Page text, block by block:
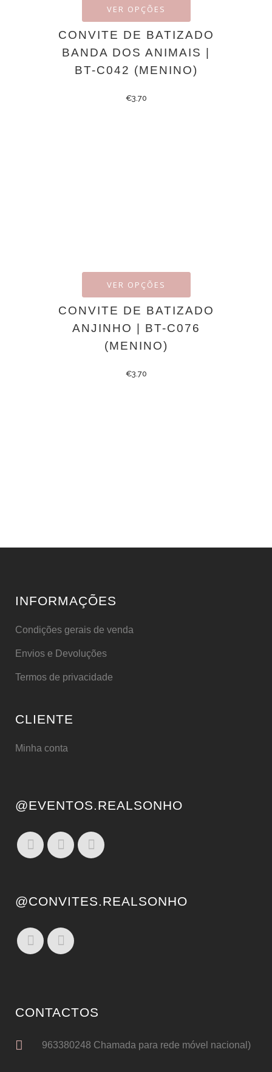
VER OPÇÕES
CONVITE DE BATIZADO
BANDA DOS ANIMAIS |
BT-C042 (MENINO)
€3.70
VER OPÇÕES
CONVITE DE BATIZADO
ANJINHO | BT-C076
(MENINO)
€3.70
INFORMAÇÕES
Condições gerais de venda
Envios e Devoluções
Termos de privacidade
CLIENTE
Minha conta
@EVENTOS.REALSONHO
@CONVITES.REALSONHO
CONTACTOS
963380248 Chamada para rede móvel nacional)